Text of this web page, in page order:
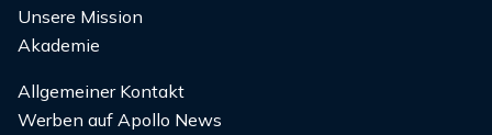
Unsere Mission
Akademie
Allgemeiner Kontakt
Werben auf Apollo News